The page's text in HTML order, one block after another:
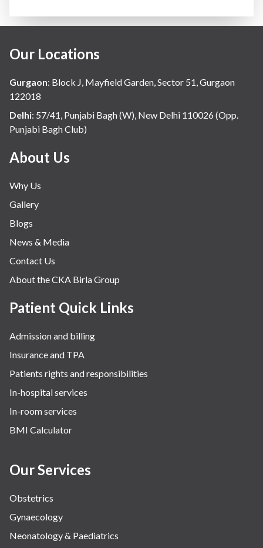
Our Locations
Gurgaon: Block J, Mayfield Garden, Sector 51, Gurgaon
122018
Delhi: 57/41, Punjabi Bagh (W), New Delhi 110026 (Opp.
Punjabi Bagh Club)
About Us
Why Us
Gallery
Blogs
News & Media
Contact Us
About the CKA Birla Group
Patient Quick Links
Admission and billing
Insurance and TPA
Patients rights and responsibilities
In-hospital services
In-room services
BMI Calculator
Our Services
Obstetrics
Gynaecology
Neonatology & Paediatrics